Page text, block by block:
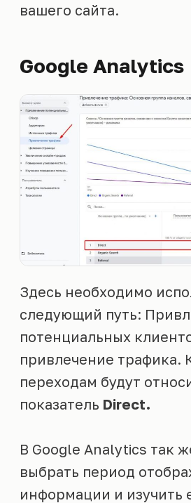
вашего сайта.
Google Analytics
Здесь необходимо
следующий путь:
потенциальных
привлечение трафика.
переходам будут
показатель Direct.
В Google Analytics так
выбрать период
информации и изучить